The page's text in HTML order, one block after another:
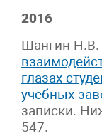
2016
Шангин Н.В.
глазах
учебных
записки.
547.